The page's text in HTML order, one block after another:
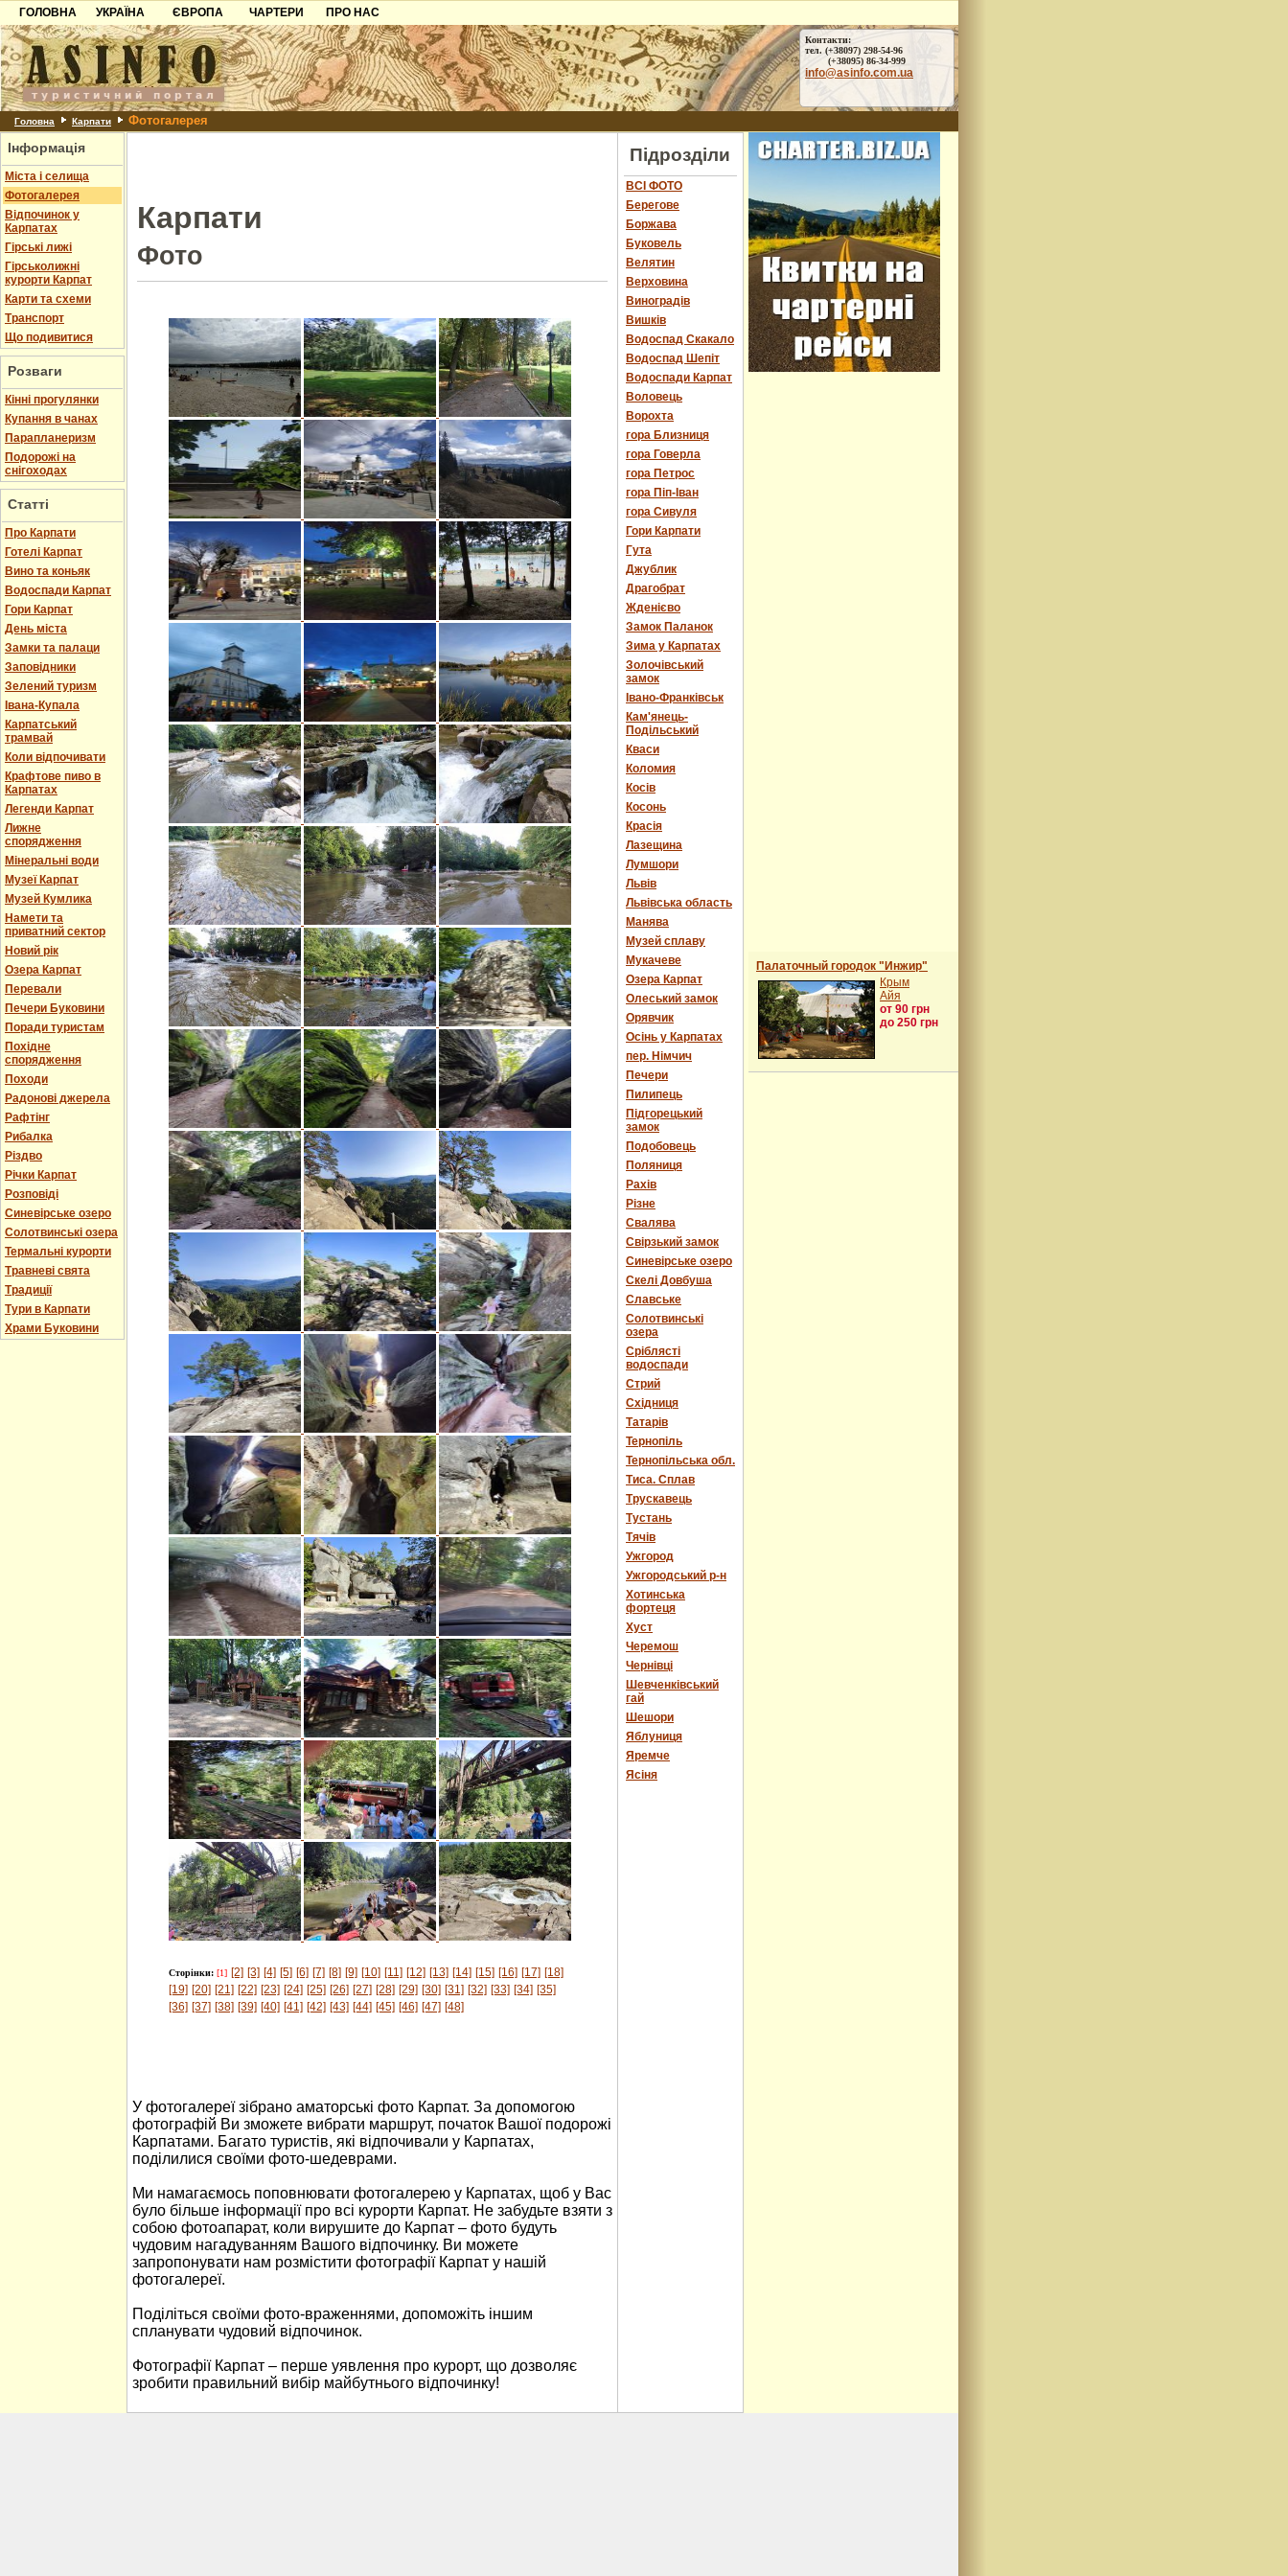
ГОЛОВНА
УКРАЇНА
Карпати
Азов
Причорноморря
Шацьк
ЄВРОПА
Чорногорія
Хорватія
Болгарія
Албанія
ЧАРТЕРИ
ПРО НАС
Контакти
Партнерам
Додати готель
Контакти:
тел. (+38097) 298-54-96
(+38095) 86-34-999
info@asinfo.com.ua
Головна Карпати Фотогалерея
Інформація
Міста і селища
Фотогалерея
Відпочинок у
Карпатах
Гірські лижі
Гірськолижні
курорти Карпат
Карти та схеми
Транспорт
Що подивитися
Розваги
Кінні прогулянки
Купання в чанах
Парапланеризм
Подорожі на
снігоходах
Статті
Про Карпати
Готелі Карпат
Вино та коньяк
Водоспади Карпат
Гори Карпат
День міста
Замки та палаци
Заповідники
Зелений туризм
Івана-Купала
Карпатський
трамвай
Коли відпочивати
Крафтове пиво в
Карпатах
Легенди Карпат
Лижне
спорядження
Мінеральні води
Музеї Карпат
Музей Кумлика
Намети та
приватний сектор
Новий рік
Озера Карпат
Перевали
Печери Буковини
Поради туристам
Похідне
спорядження
Походи
Радонові джерела
Рафтінг
Рибалка
Різдво
Річки Карпат
Розповіді
Синевірське озеро
Солотвинські озера
Термальні курорти
Травневі свята
Традиції
Тури в Карпати
Храми Буковини
Карпати
Фото
Сторінки: [1] [2] [3] [4] [5] [6] [7] [8] [9] [10] [11] [12] [13] [14] [15] [16] [17] [18]
[19] [20] [21] [22] [23] [24] [25] [26] [27] [28] [29] [30] [31] [32] [33] [34] [35]
[36] [37] [38] [39] [40] [41] [42] [43] [44] [45] [46] [47] [48]
У фотогалереї зібрано аматорські фото Карпат. За допомогою
фотографій Ви зможете вибрати маршрут, початок Вашої подорожі
Карпатами. Багато туристів, які відпочивали у Карпатах,
поділилися своїми фото-шедеврами.
Ми намагаємось поповнювати фотогалерею у Карпатах, щоб у Вас
було більше інформації про всі курорти Карпат. Не забудьте взяти з
собою фотоапарат, коли вирушите до Карпат – фото будуть
чудовим нагадуванням Вашого відпочинку. Ви можете
запропонувати нам розмістити фотографії Карпат у нашій
фотогалереї.
Поділіться своїми фото-враженнями, допоможіть іншим
спланувати чудовий відпочинок.
Фотографії Карпат – перше уявлення про курорт, що дозволяє
зробити правильний вибір майбутнього відпочинку!
Підрозділи
ВСІ ФОТО
Берегове
Боржава
Буковель
Велятин
Верховина
Виноградів
Вишків
Водоспад Скакало
Водоспад Шепіт
Водоспади Карпат
Воловець
Ворохта
гора Близниця
гора Говерла
гора Петрос
гора Піп-Іван
гора Сивуля
Гори Карпати
Гута
Джублик
Драгобрат
Жденієво
Замок Паланок
Зима у Карпатах
Золочівський
замок
Івано-Франківськ
Кам'янець-
Подільський
Кваси
Коломия
Косів
Косонь
Красія
Лазещина
Лумшори
Львів
Львівська область
Манява
Музей сплаву
Мукачеве
Озера Карпат
Олеський замок
Орявчик
Осінь у Карпатах
пер. Німчич
Печери
Пилипець
Підгорецький
замок
Подобовець
Поляниця
Рахів
Різне
Свалява
Свірзький замок
Синевірське озеро
Скелі Довбуша
Славське
Солотвинські
озера
Сріблясті
водоспади
Стрий
Східниця
Татарів
Тернопіль
Тернопільська обл.
Тиса. Сплав
Трускавець
Тустань
Тячів
Ужгород
Ужгородський р-н
Хотинська
фортеця
Хуст
Черемош
Чернівці
Шевченківський
гай
Шешори
Яблуниця
Яремче
Ясіня
Палаточный городок "Инжир"
Крым
Айя
от 90 грн
до 250 грн